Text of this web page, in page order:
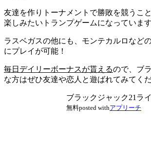
友達を作りトーナメントで勝敗を競うこ
楽しみたいトランプゲームになっています
ラスベガスの他にも、モンテカルロなど
にプレイが可能！
毎日デイリーボーナスが貰えるので、ブ
な方はぜひ友達や恋人と遊ばれてみてく
ブラックジャック21ラ
無料posted withアプリーチ